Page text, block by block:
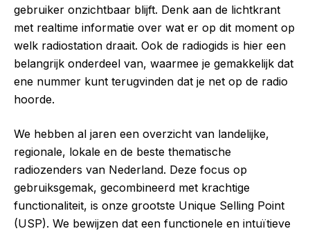
gebruiker onzichtbaar blijft. Denk aan de lichtkrant
met realtime informatie over wat er op dit moment op
welk radiostation draait. Ook de radiogids is hier een
belangrijk onderdeel van, waarmee je gemakkelijk dat
ene nummer kunt terugvinden dat je net op de radio
hoorde.
We hebben al jaren een overzicht van landelijke,
regionale, lokale en de beste thematische
radiozenders van Nederland. Deze focus op
gebruiksgemak, gecombineerd met krachtige
functionaliteit, is onze grootste Unique Selling Point
(USP). We bewijzen dat een functionele en intuïtieve